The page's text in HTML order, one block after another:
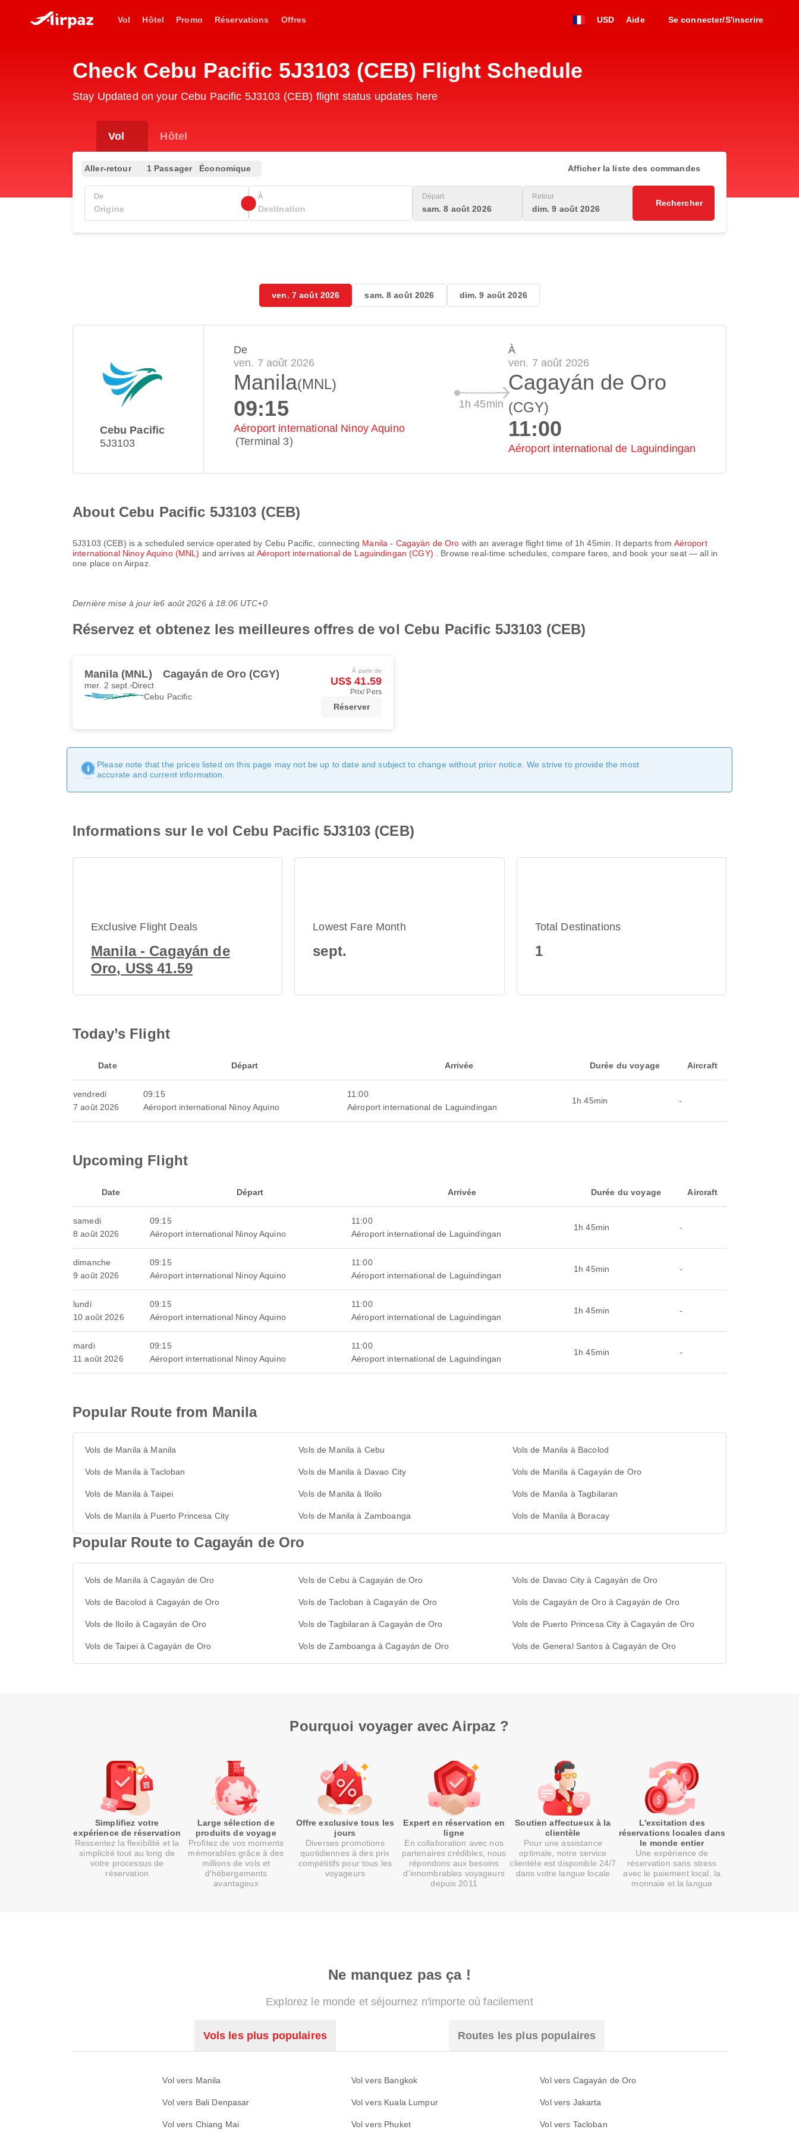
Vol Hôtel Promo Réservations Offres USD Aide Se connecter/S'inscrire
Check Cebu Pacific 5J3103 (CEB) Flight Schedule
Stay Updated on your Cebu Pacific 5J3103 (CEB) flight status updates here
Vol Hôtel
Aller-retour 1 Passager Économique Afficher la liste des commandes
De À Départ
sam. 8 août 2026
Retour
dim. 9 août 2026
Rechercher
ven. 7 août 2026 sam. 8 août 2026 dim. 9 août 2026
Cebu Pacific
5J3103
De
ven. 7 août 2026
Manila(MNL)
09:15
Aéroport international Ninoy Aquino
(Terminal 3)
1h 45min
À
ven. 7 août 2026
Cagayán de Oro
(CGY)
11:00
Aéroport international de Laguindingan
About Cebu Pacific 5J3103 (CEB)
5J3103 (CEB) is a scheduled service operated by Cebu Pacific , connecting Manila - Cagayán de Oro with an average flight time of 1h 45min . It departs from Aéroport
international Ninoy Aquino (MNL) and arrives at Aéroport international de Laguindingan (CGY)
. Browse real-time schedules, compare fares, and book your seat — all in
one place on Airpaz.
Dernière mise à jour le6 août 2026 à 18:06 UTC+0
Réservez et obtenez les meilleures offres de vol Cebu Pacific 5J3103 (CEB)
Manila (MNL) Cagayán de Oro (CGY)
mer. 2 sept. Direct
Cebu Pacific
À partir de
US$ 41.59
Prix/ Pers
Réserver
Please note that the prices listed on this page may not be up to date and subject to change without prior notice. We strive to provide the most
accurate and current information.
Informations sur le vol Cebu Pacific 5J3103 (CEB)
Exclusive Flight Deals
Manila - Cagayán de
Oro, US$ 41.59
Lowest Fare Month
sept.
Total Destinations
1
Today’s Flight
Date Départ Arrivée Durée du voyage Aircraft
vendredi
7 août 2026
09:15
Aéroport international Ninoy Aquino
11:00
Aéroport international de Laguindingan
1h 45min -
Upcoming Flight
Date Départ Arrivée Durée du voyage Aircraft
samedi
8 août 2026
09:15
Aéroport international Ninoy Aquino
11:00
Aéroport international de Laguindingan
1h 45min -
dimanche
9 août 2026
09:15
Aéroport international Ninoy Aquino
11:00
Aéroport international de Laguindingan
1h 45min -
lundi
10 août 2026
09:15
Aéroport international Ninoy Aquino
11:00
Aéroport international de Laguindingan
1h 45min -
mardi
11 août 2026
09:15
Aéroport international Ninoy Aquino
11:00
Aéroport international de Laguindingan
1h 45min -
Popular Route from Manila
Vols de Manila à Manila Vols de Manila à Cebu Vols de Manila à Bacolod
Vols de Manila à Tacloban Vols de Manila à Davao City Vols de Manila à Cagayán de Oro
Vols de Manila à Taipei Vols de Manila à Iloilo Vols de Manila à Tagbilaran
Vols de Manila à Puerto Princesa City Vols de Manila à Zamboanga Vols de Manila à Boracay
Popular Route to Cagayán de Oro
Vols de Manila à Cagayán de Oro Vols de Cebu à Cagayán de Oro Vols de Davao City à Cagayán de Oro
Vols de Bacolod à Cagayán de Oro Vols de Tacloban à Cagayán de Oro Vols de Cagayán de Oro à Cagayán de Oro
Vols de Iloilo à Cagayán de Oro Vols de Tagbilaran à Cagayán de Oro Vols de Puerto Princesa City à Cagayán de Oro
Vols de Taipei à Cagayán de Oro Vols de Zamboanga à Cagayán de Oro Vols de General Santos à Cagayán de Oro
Pourquoi voyager avec Airpaz ?
Simplifiez votre
expérience de réservation
Ressentez la flexibilité et la
simplicité tout au long de
votre processus de
réservation
Large sélection de
produits de voyage
Profitez de vos moments
mémorables grâce à des
millions de vols et
d'hébergements
avantageux
Offre exclusive tous les
jours
Diverses promotions
quotidiennes à des prix
compétitifs pour tous les
voyageurs
Expert en réservation en
ligne
En collaboration avec nos
partenaires crédibles, nous
répondons aux besoins
d'innombrables voyageurs
depuis 2011
Soutien affectueux à la
clientèle
Pour une assistance
optimale, notre service
clientèle est disponible 24/7
dans votre langue locale
L'excitation des
réservations locales dans
le monde entier
Une expérience de
réservation sans stress
avec le paiement local, la
monnaie et la langue
Ne manquez pas ça !
Explorez le monde et séjournez n'importe où facilement
Vols les plus populaires Routes les plus populaires
Vol vers Manila Vol vers Bangkok Vol vers Cagayán de Oro
Vol vers Bali Denpasar Vol vers Kuala Lumpur Vol vers Jakarta
Vol vers Chiang Mai Vol vers Phuket Vol vers Tacloban